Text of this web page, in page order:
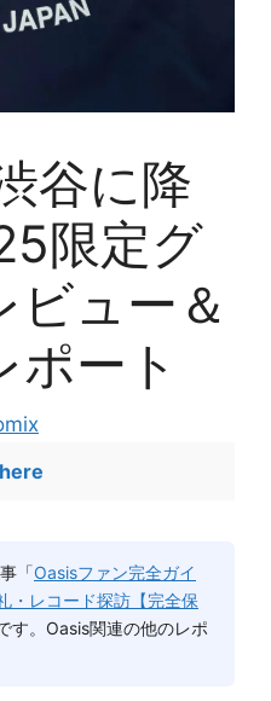
谷に降
限定グ
ビュー＆
ポート
「Oasisファン完全ガイ
・レコード探訪【完全保
す。Oasis関連の他のレポ